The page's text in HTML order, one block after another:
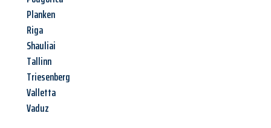
Planken
Riga
Shauliai
Tallinn
Triesenberg
Valletta
Vaduz